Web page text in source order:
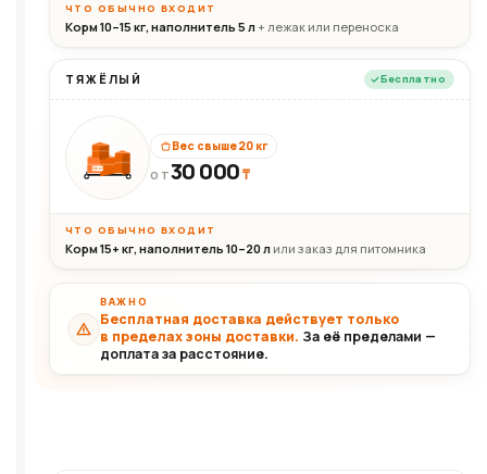
ЧТО ОБЫЧНО ВХОДИТ
Корм 10–15 кг, наполнитель 5 л+ лежак или переноска
ТЯЖЁЛЫЙ Бесплатно
30+кг
Вес свыше 20 кг
ОТ30 000₸
ЧТО ОБЫЧНО ВХОДИТ
Корм 15+ кг, наполнитель 10–20 л или заказ для питомника
ВАЖНО
Бесплатная доставка действует только
в пределах зоны доставки. За её пределами —
доплата за расстояние.